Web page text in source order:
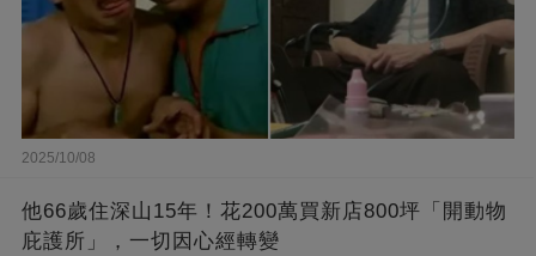
2025/10/08
他66歲住深山15年！花200萬買新店800坪「開動物
庇護所」，一切因心經轉變